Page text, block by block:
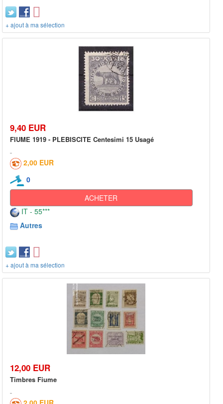
+ ajout à ma sélection
9,40 EUR
FIUME 1919 - PLEBISCITE Centesimi 15 Usagé
2,00 EUR
0
ACHETER
IT - 55***
Autres
+ ajout à ma sélection
12,00 EUR
Timbres Fiume